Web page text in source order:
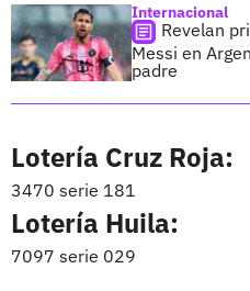
Internacional
Revelan
Messi en
padre
Lotería Cruz Roja:
3470 serie 181
Lotería Huila:
7097 serie 029